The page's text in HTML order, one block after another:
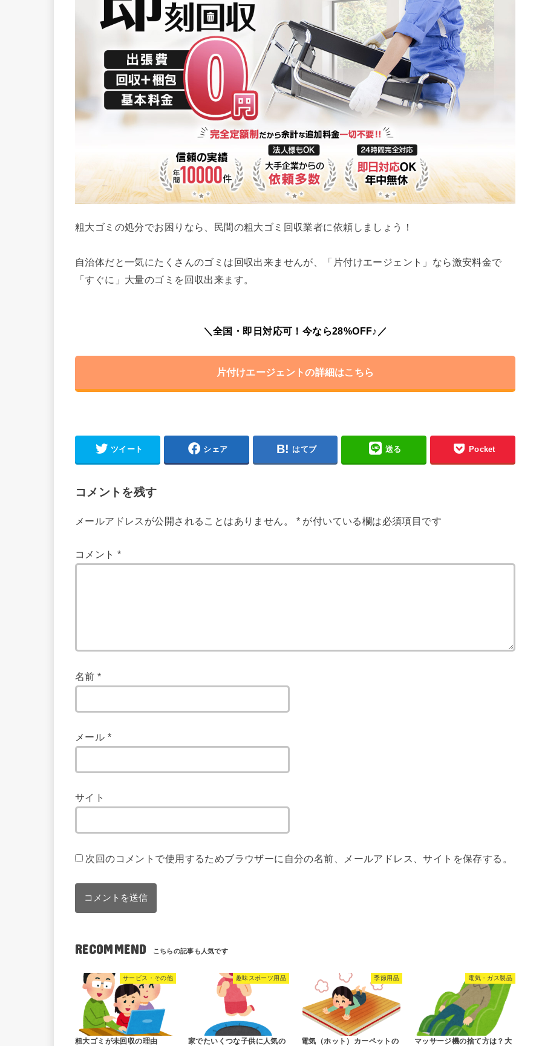
粗大ゴミの処分でお困りなら、民間の粗大ゴミ回収業者に依頼しましょう！
自治体だと一気にたくさんのゴミは回収出来ませんが、「片付けエージェント」なら激安料金で
「すぐに」大量のゴミを回収出来ます。
＼全国・即日対応可！今なら28%OFF♪／
片付けエージェントの詳細はこちら
ツイート シェア はてブ 送る Pocket
コメントを残す
メールアドレスが公開されることはありません。 *が付いている欄は必須項目です
コメント*
名前*
メール *
サイト
次回のコメントで使用するためブラウザーに自分の名前、メールアドレス、サイトを保存する。
RECOMMEND
サービス・その他
粗大ゴミが未回収の理由
趣味スポーツ用品
家でたいくつな子供に人気の
季節用品
電気（ホット）カーペットの
電気・ガス製品
マッサージ機の捨て方は？大